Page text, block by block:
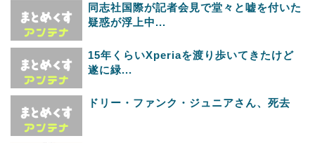
同志社国際が記者会見で堂々と嘘を付いた
疑惑が浮上中...
15年くらいXperiaを渡り歩いてきたけど
遂に緑...
ドリー・ファンク・ジュニアさん、死去